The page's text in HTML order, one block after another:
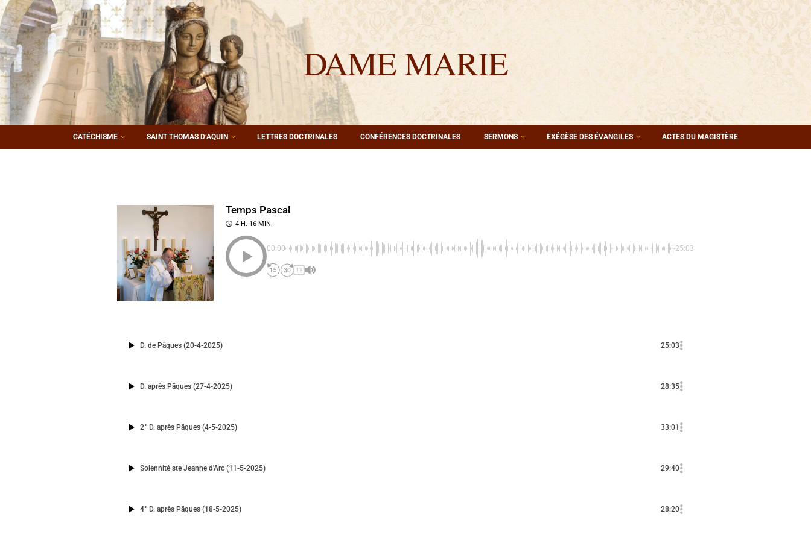
DAME MARIE
CATÉCHISME SAINT THOMAS D’AQUIN LETTRES DOCTRINALES CONFÉRENCES DOCTRINALES SERMONS EXÉGÈSE DES ÉVANGILES ACTES DU MAGISTÈRE
Temps Pascal
4 H. 16 MIN.
00:00 -25:03
1X
D. de Pâques (20-4-2025) 25:03
D. après Pâques (27-4-2025) 28:35
2° D. après Pâques (4-5-2025) 33:01
Solennité ste Jeanne d'Arc (11-5-2025) 29:40
4° D. après Pâques (18-5-2025) 28:20